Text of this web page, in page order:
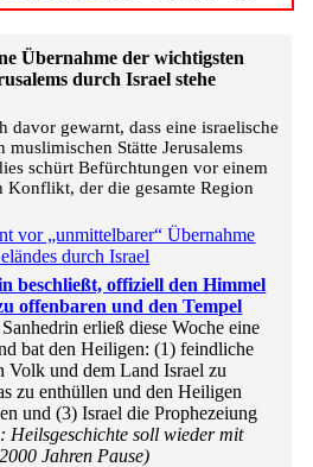
Übernahme der wichtigsten
durch Israel stehe
davor gewarnt, dass eine israelische
muslimischen Stätte Jerusalems
schürt Befürchtungen vor einem
Konflikt, der die gesamte Region
vor „unmittelbarer“ Übernahme
durch Israel
beschließt, offiziell den Himmel
offenbaren und den Tempel
erließ diese Woche eine
bat den Heiligen: (1) feindliche
Volk und dem Land Israel zu
zu enthüllen und den Heiligen
und (3) Israel die Prophezeiung
Heilsgeschichte soll wieder mit
Jahren Pause)